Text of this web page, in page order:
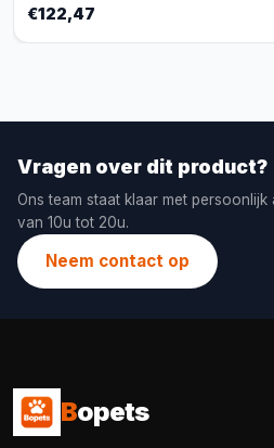
€122,47
Vragen over dit product?
Ons team staat klaar met
van 10u tot 20u.
Neem contact op
Bopets